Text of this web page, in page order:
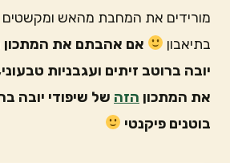
מורידים את המחבת מהאש ומקשטים
בתיאבון
אם אהבתם את
יובה ברוטב זיתים ועגבניות
את המתכון הזה של שיפודי יובה
בוטנים פיקנטי